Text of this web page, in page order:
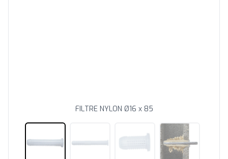
FILTRE NYLON Ø16 x 85